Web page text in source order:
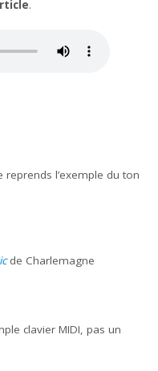
.
l’exemple du ton
de Charlemagne
clavier MIDI, pas un